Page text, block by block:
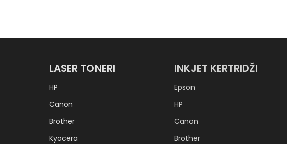
LASER TONERI
HP
Canon
Brother
Kyocera
INKJET KERTRIDŽI
Epson
HP
Canon
Brother